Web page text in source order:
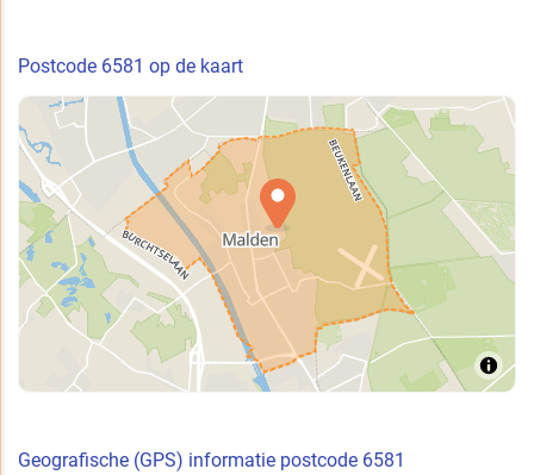
Postcode 6581 op de kaart
Geografische (GPS) informatie postcode 6581